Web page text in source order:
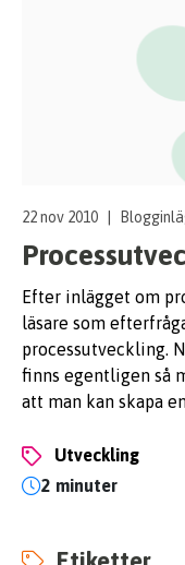
22 nov 2010
Efter inlägget om
läsare som
processutveckling.
finns egentligen så
att man kan skapa
utveckling
2 minuter